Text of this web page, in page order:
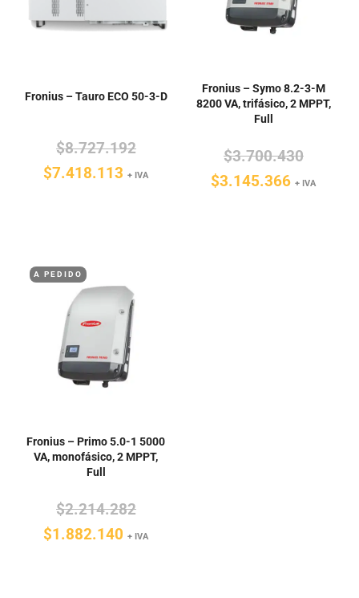
Fronius – Tauro ECO 50-3-D
$8.727.192El
precio
$7.418.113 El
+ IVA
Fronius – Symo 8.2-3-M
8200 VA, trifásico, 2 MPPT,
Full
$3.700.430El
precio
$3.145.366El+ IVA
A PEDIDO
Fronius – Primo 5.0-1 5000
VA, monofásico, 2 MPPT,
Full
$2.214.282El
precio
$1.882.140 El
+ IVA